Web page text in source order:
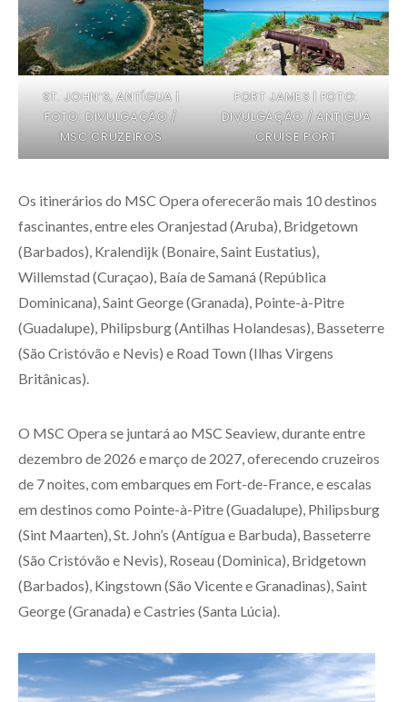
ST. JOHN’S, ANTÍGUA |
FOTO: DIVULGAÇÃO /
MSC CRUZEIROS
FORT JAMES | FOTO:
DIVULGAÇÃO / ANTIGUA
CRUISE PORT
Os itinerários do MSC Opera oferecerão mais 10 destinos
fascinantes, entre eles Oranjestad (Aruba), Bridgetown
(Barbados), Kralendijk (Bonaire, Saint Eustatius),
Willemstad (Curaçao), Baía de Samaná (República
Dominicana), Saint George (Granada), Pointe-à-Pitre
(Guadalupe), Philipsburg (Antilhas Holandesas), Basseterre
(São Cristóvão e Nevis) e Road Town (Ilhas Virgens
Britânicas).
O MSC Opera se juntará ao MSC Seaview, durante entre
dezembro de 2026 e março de 2027, oferecendo cruzeiros
de 7 noites, com embarques em Fort-de-France, e escalas
em destinos como Pointe-à-Pitre (Guadalupe), Philipsburg
(Sint Maarten), St. John’s (Antígua e Barbuda), Basseterre
(São Cristóvão e Nevis), Roseau (Dominica), Bridgetown
(Barbados), Kingstown (São Vicente e Granadinas), Saint
George (Granada) e Castries (Santa Lúcia).